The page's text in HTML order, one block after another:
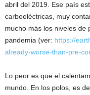
abril del 2019. Ese país
carboeléctricas, muy
mucho más los niveles de
pandemia (ver: https://
already-worse-than-pre-
Lo peor es que el
mundo. En los polos, es